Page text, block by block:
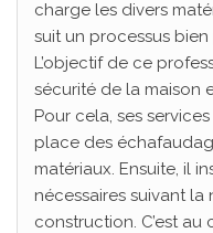
charge les divers
suit un processus bien
L’objectif de ce
sécurité de la maison
Pour cela, ses
place des
matériaux. Ensuite, il
nécessaires suivant
construction. C’est au